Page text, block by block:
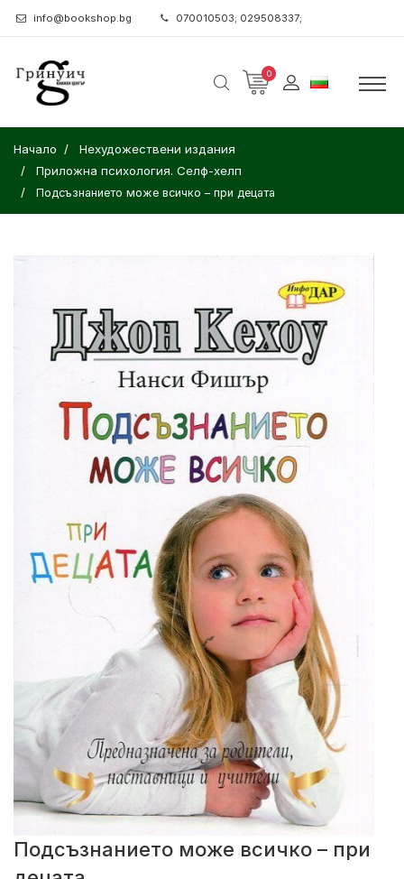
info@bookshop.bg 070010503; 029508337;
0
Начало
Нехудожествени издания
Приложна психология. Селф-хелп
Подсъзнанието може всичко – при децата
Подсъзнанието може всичко – при